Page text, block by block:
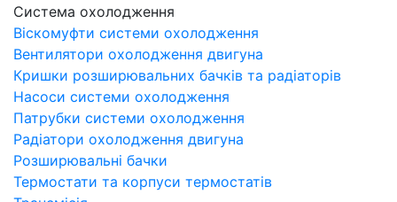
Система охолодження
Віскомуфти системи охолодження
Вентилятори охолодження двигуна
Кришки розширювальних бачків та радіаторів
Насоси системи охолодження
Патрубки системи охолодження
Радіатори охолодження двигуна
Розширювальні бачки
Термостати та корпуси термостатів